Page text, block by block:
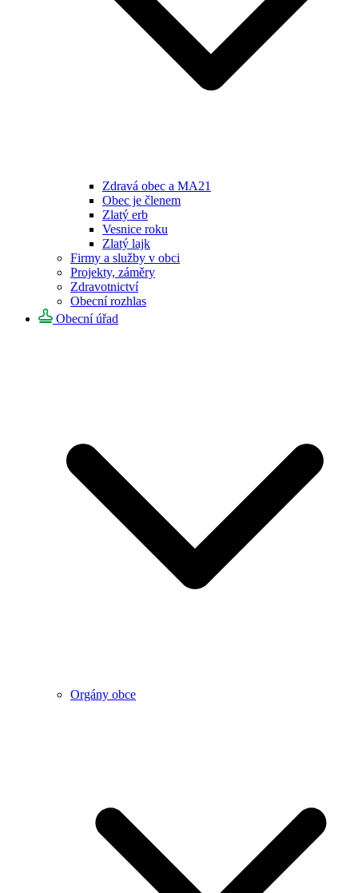
Zdravá obec a MA21
Obec je členem
Zlatý erb
Vesnice roku
Zlatý lajk
Firmy a služby v obci
Projekty, záměry
Zdravotnictví
Obecní rozhlas
Obecní úřad
Orgány obce